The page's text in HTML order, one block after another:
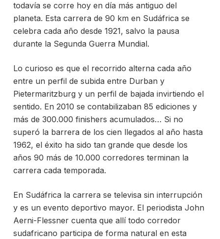
todavía se corre hoy en día más antiguo del
planeta. Esta carrera de 90 km en Sudáfrica se
celebra cada año desde 1921, salvo la pausa
durante la Segunda Guerra Mundial.
Lo curioso es que el recorrido alterna cada año
entre un perfil de subida entre Durban y
Pietermaritzburg y un perfil de bajada invirtiendo el
sentido. En 2010 se contabilizaban 85 ediciones y
más de 300.000 finishers acumulados… Si no
superó la barrera de los cien llegados al año hasta
1962, el éxito ha sido tan grande que desde los
años 90 más de 10.000 corredores terminan la
carrera cada temporada.
En Sudáfrica la carrera se televisa sin interrupción
y es un evento deportivo mayor. El periodista John
Aerni-Flessner cuenta que allí todo corredor
sudafricano participa de forma natural en esta